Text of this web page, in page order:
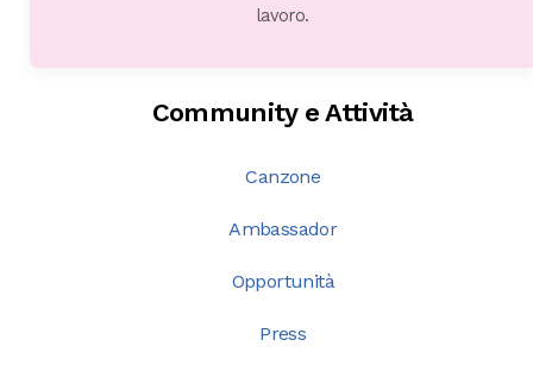
lavoro.
Community e Attività
Canzone
Ambassador
Opportunità
Press